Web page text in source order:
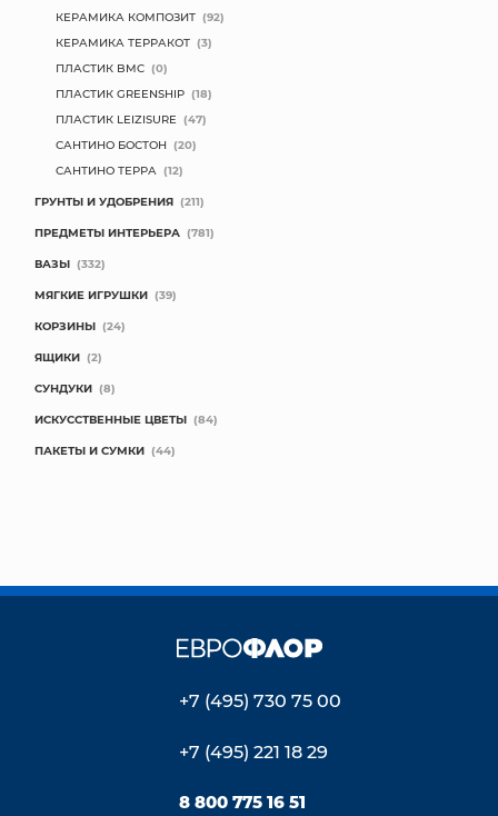
КЕРАМИКА КОМПОЗИТ (92)
КЕРАМИКА ТЕРРАКОТ (3)
ПЛАСТИК BMC (0)
ПЛАСТИК GREENSHIP (18)
ПЛАСТИК LEIZISURE (47)
САНТИНО БОСТОН (20)
САНТИНО ТЕРРА (12)
ГРУНТЫ И УДОБРЕНИЯ (211)
ПРЕДМЕТЫ ИНТЕРЬЕРА (781)
ВАЗЫ (332)
МЯГКИЕ ИГРУШКИ (39)
КОРЗИНЫ (24)
ЯЩИКИ (2)
СУНДУКИ (8)
ИСКУССТВЕННЫЕ ЦВЕТЫ (84)
ПАКЕТЫ И СУМКИ (44)
+7 (495) 730 75 00
+7 (495) 221 18 29
8 800 775 16 51